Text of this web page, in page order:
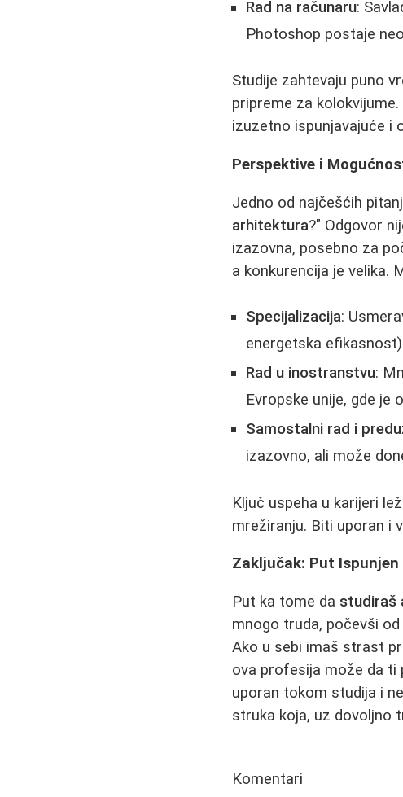
Rad na računaru:
Photoshop postaje
Studije zahtevaju puno
pripreme za
izuzetno ispunjavajuće i
Perspektive i
Jedno od najčešćih
arhitektura?" Odgovor
izazovna, posebno za
a konkurencija je velika.
Specijalizacija:
energetska
Rad u inostranstvu:
Evropske unije, gde je
Samostalni rad i
izazovno, ali može
Ključ uspeha u karijeri
mrežiranju. Biti uporan i
Zaključak: Put
Put ka tome da studiraš
mnogo truda, počevši od
Ako u sebi imaš strast
ova profesija može da ti
uporan tokom studija i
struka koja, uz dovoljno
Komentari